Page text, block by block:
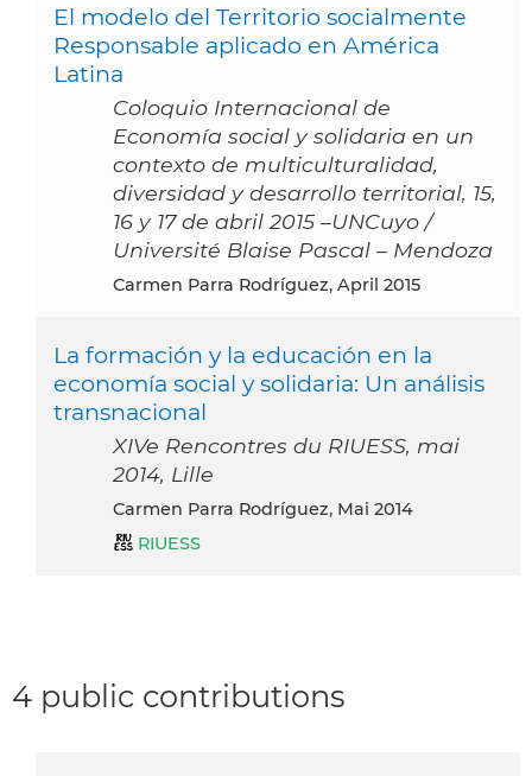
El modelo del Territorio socialmente
Responsable aplicado en América
Latina
Coloquio Internacional de
Economía social y solidaria en un
contexto de multiculturalidad,
diversidad y desarrollo territorial, 15,
16 y 17 de abril 2015 –UNCuyo /
Université Blaise Pascal – Mendoza
Carmen Parra Rodríguez, April 2015
La formación y la educación en la
economía social y solidaria: Un análisis
transnacional
XIVe Rencontres du RIUESS, mai
2014, Lille
Carmen Parra Rodríguez, Mai 2014
RIUESS
4 public contributions